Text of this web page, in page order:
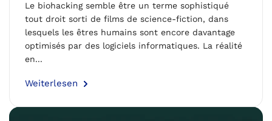
Le biohacking semble être un terme sophistiqué
tout droit sorti de films de science-fiction, dans
lesquels les êtres humains sont encore davantage
optimisés par des logiciels informatiques. La réalité
en...
Weiterlesen